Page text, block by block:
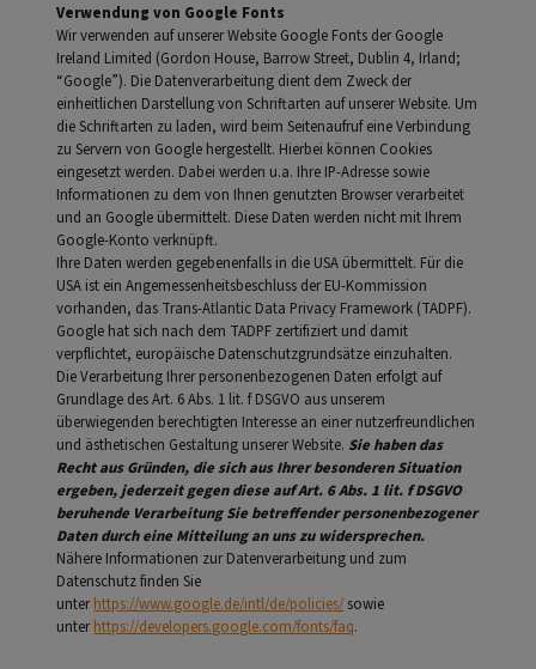
Verwendung von Google Fonts
Wir verwenden auf unserer Website Google Fonts der Google
Ireland Limited (Gordon House, Barrow Street, Dublin 4, Irland;
“Google”). Die Datenverarbeitung dient dem Zweck der
einheitlichen Darstellung von Schriftarten auf unserer Website. Um
die Schriftarten zu laden, wird beim Seitenaufruf eine Verbindung
zu Servern von Google hergestellt. Hierbei können Cookies
eingesetzt werden. Dabei werden u.a. Ihre IP-Adresse sowie
Informationen zu dem von Ihnen genutzten Browser verarbeitet
und an Google übermittelt. Diese Daten werden nicht mit Ihrem
Google-Konto verknüpft.
Ihre Daten werden gegebenenfalls in die USA übermittelt. Für die
USA ist ein Angemessenheitsbeschluss der EU-Kommission
vorhanden, das Trans-Atlantic Data Privacy Framework (TADPF).
Google hat sich nach dem TADPF zertifiziert und damit
verpflichtet, europäische Datenschutzgrundsätze einzuhalten.
Die Verarbeitung Ihrer personenbezogenen Daten erfolgt auf
Grundlage des Art. 6 Abs. 1 lit. f DSGVO aus unserem
überwiegenden berechtigten Interesse an einer nutzerfreundlichen
und ästhetischen Gestaltung unserer Website. Sie haben das
Recht aus Gründen, die sich aus Ihrer besonderen Situation
ergeben, jederzeit gegen diese auf Art. 6 Abs. 1 lit. f DSGVO
beruhende Verarbeitung Sie betreffender personenbezogener
Daten durch eine Mitteilung an uns zu widersprechen.
Nähere Informationen zur Datenverarbeitung und zum
Datenschutz finden Sie
unterhttps://www.google.de/intl/de/policies/ sowie
unterhttps://developers.google.com/fonts/faq.